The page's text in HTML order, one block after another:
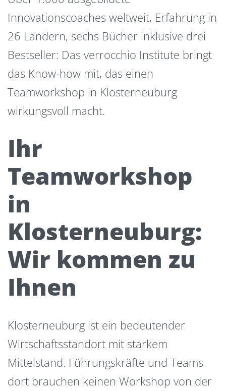
Innovationscoaches weltweit, Erfahrung in
26 Ländern, sechs Bücher inklusive drei
Bestseller: Das verrocchio Institute bringt
das Know-how mit, das einen
Teamworkshop in Klosterneuburg
wirkungsvoll macht.
Ihr
Teamworkshop
in
Klosterneuburg:
Wir kommen zu
Ihnen
Klosterneuburg ist ein bedeutender
Wirtschaftsstandort mit starkem
Mittelstand. Führungskräfte und Teams
dort brauchen keinen Workshop von der